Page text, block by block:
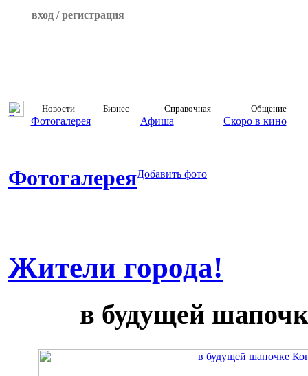
вход / регистрация
Новости Бизнес Справочная Общение
Фотогалерея Афиша Скоро в кино
ФотогалереяДобавить фото
Жители города!
в будущей